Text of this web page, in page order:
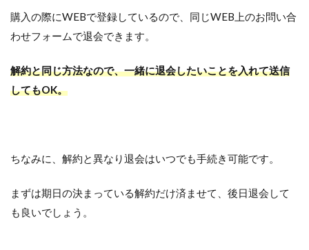
購入の際にWEBで登録しているので、同じWEB上のお問い合
わせフォームで退会できます。
解約と同じ方法なので、一緒に退会したいことを入れて送信
してもOK。
ちなみに、解約と異なり退会はいつでも手続き可能です。
まずは期日の決まっている解約だけ済ませて、後日退会して
も良いでしょう。